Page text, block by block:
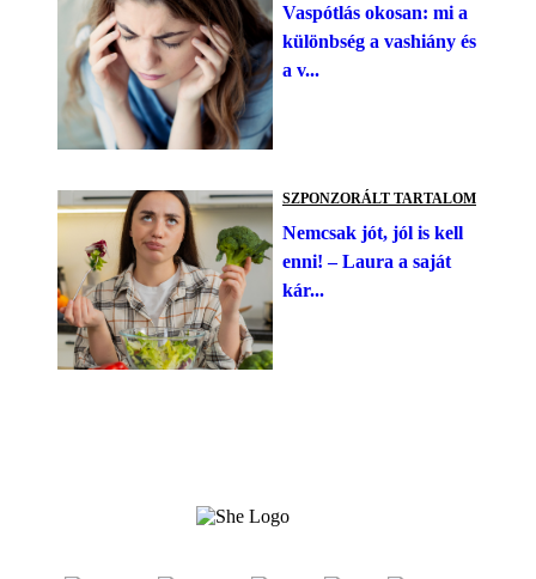
Vaspótlás okosan: mi a
különbség a vashiány és
a v...
SZPONZORÁLT TARTALOM
Nemcsak jót, jól is kell
enni! – Laura a saját
kár...